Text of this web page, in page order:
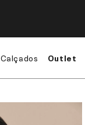
Calçados Outlet